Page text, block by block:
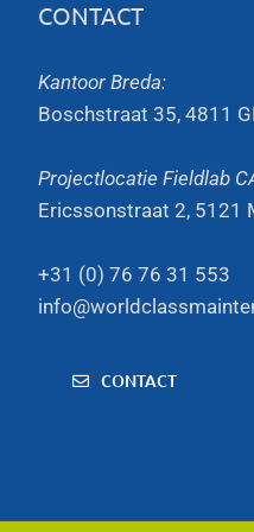
CONTACT
Kantoor Breda:
Boschstraat 35, 4811
Projectlocatie Fieldlab
Ericssonstraat 2, 5121
+31 (0) 76 76 31 553
CONTACT